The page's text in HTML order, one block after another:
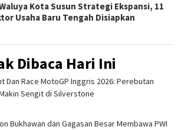
Kota Susun Strategi Ekspansi, 11
Usaha Baru Tengah Disiapkan
Dibaca Hari Ini
Dan Race MotoGP Inggris 2026: Perebutan
Sengit di Silverstone
Bukhawan dan Gagasan Besar Membawa PWI